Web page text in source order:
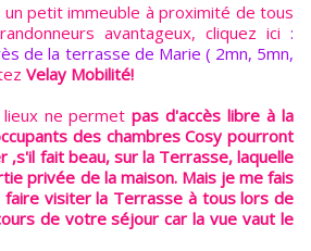
petit immeuble à proximité de tous
avantageux, cliquez ici :
de la terrasse de Marie ( 2mn, 5mn,
Velay Mobilité!
ne permet pas d'accès libre à la
des chambres Cosy pourront
,s'il fait beau, sur la Terrasse, laquelle
privée de la maison. Mais je me fais
visiter la Terrasse à tous lors de
de votre séjour car la vue vaut le